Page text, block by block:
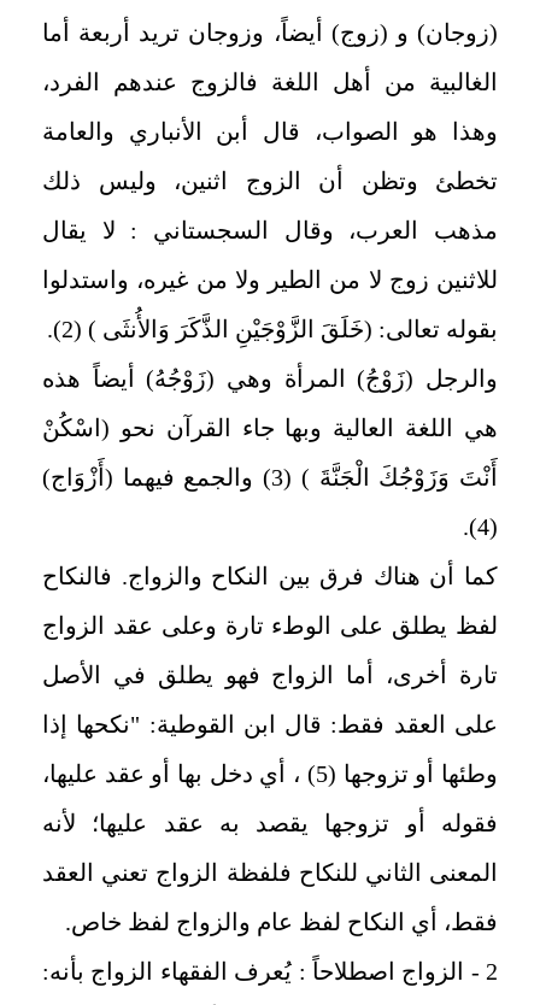
(زوجان) و (زوج) أيضاً، وزوجان تريد أربعة أما
الغالبية من أهل اللغة فالزوج عندهم الفرد،
وهذا هو الصواب، قال أبن الأنباري والعامة
تخطئ وتظن أن الزوج اثنين، وليس ذلك
مذهب العرب، وقال السجستاني : لا يقال
للاثنين زوج لا من الطير ولا من غيره، واستدلوا
بقوله تعالى: (خَلَقَ الزَّوْجَيْنِ الذَّكَرَ وَالأُنثَى ) (2).
والرجل (زَوْجُ) المرأة وهي (زَوْجُهُ) أيضاً هذه
هي اللغة العالية وبها جاء القرآن نحو (اسْكُنْ
أَنْتَ وَزَوْجُكَ الْجَنَّةَ ) (3) والجمع فيهما (أَزْوَاج)
(4).
كما أن هناك فرق بين النكاح والزواج. فالنكاح
لفظ يطلق على الوطء تارة وعلى عقد الزواج
تارة أخرى، أما الزواج فهو يطلق في الأصل
على العقد فقط: قال ابن القوطية: "نكحها إذا
وطئها أو تزوجها (5) ، أي دخل بها أو عقد عليها،
فقوله أو تزوجها يقصد به عقد عليها؛ لأنه
المعنى الثاني للنكاح فلفظة الزواج تعني العقد
فقط، أي النكاح لفظ عام والزواج لفظ خاص.
2 - الزواج اصطلاحاً : يُعرف الفقهاء الزواج بأنه: